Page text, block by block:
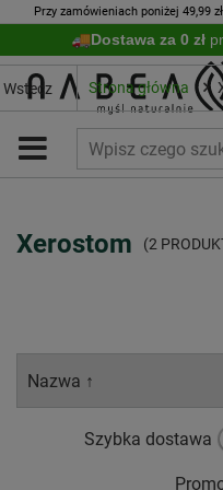
Przy zamówieniach poniżej 49,99
Dostawa za 0 zł
Wstecz Strona główna
Xerostom (2
Szybka dostawa